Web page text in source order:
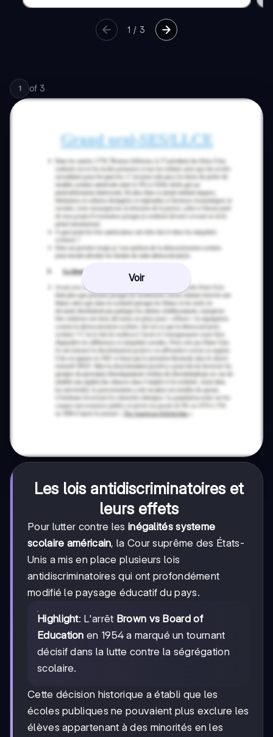
1 / 3
1 of 3
Voir
Les lois antidiscriminatoires et
leurs effets
Pour lutter contre les inégalités systeme
scolaire américain, la Cour suprême des États-
Unis a mis en place plusieurs lois
antidiscriminatoires qui ont profondément
modifié le paysage éducatif du pays.
Highlight: L'arrêt Brown vs Board of
Education en 1954 a marqué un tournant
décisif dans la lutte contre la ségrégation
scolaire.
Cette décision historique a établi que les
écoles publiques ne pouvaient plus exclure les
élèves appartenant à des minorités en les